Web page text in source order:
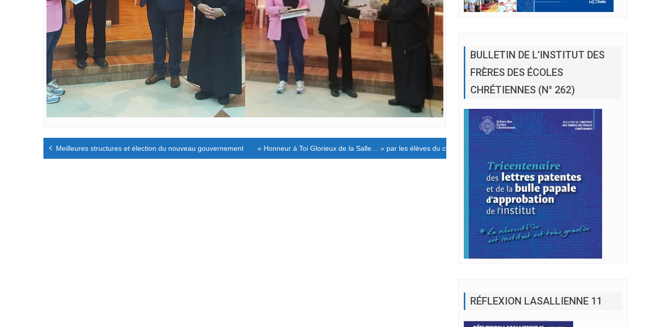
Navigation
de
Meilleures structures et élection du nouveau gouvernement de l’Institut.« Honneur à Toi Glorieux de la Salle… » par les élèves du cycle I à Deddeh.
FRÈRES DES ÉCOLES
CHRÉTIENNES (N° 262)